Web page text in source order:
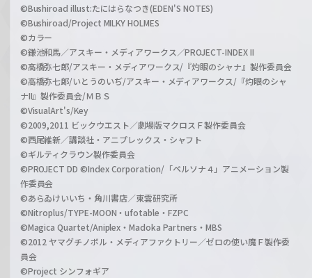
©Bushiroad illust:たにはらなつき(EDEN'S NOTES)
©Bushiroad/Project MILKY HOLMES
©カラー
©鎌池和馬／アスキー・メディアワークス／PROJECT-INDEX II
©高橋弥七郎/アスキー・メディアワークス/『灼眼のシャナ』製作委員会
©高橋弥七郎/いとうのいぢ/アスキー・メディアワークス/『灼眼のシャ
ナII』製作委員会/ＭＢＳ
©VisualArt's/Key
©2009,2011 ビックウエスト／劇場版マクロスＦ製作委員会
©西尾維新／講談社・アニプレックス・シャフト
©ギルティクラウン製作委員会
©PROJECT DD ©Index Corporation/「ペルソナ４」アニメーション製
作委員会
©あらゐけいいち・角川書店／東雲研究所
©Nitroplus/TYPE-MOON・ufotable・FZPC
©Magica Quartet/Aniplex・Madoka Partners・MBS
©2012 ヤマグチノボル・メディアファクトリー／ゼロの使い魔Ｆ製作委
員会
©Project シンフォギア